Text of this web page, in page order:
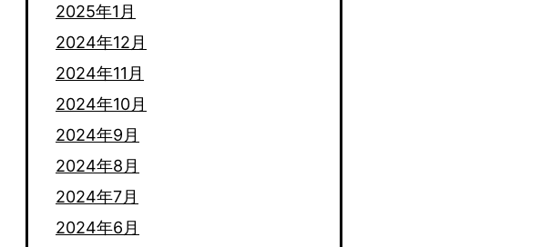
2025年1月
2024年12月
2024年11月
2024年10月
2024年9月
2024年8月
2024年7月
2024年6月